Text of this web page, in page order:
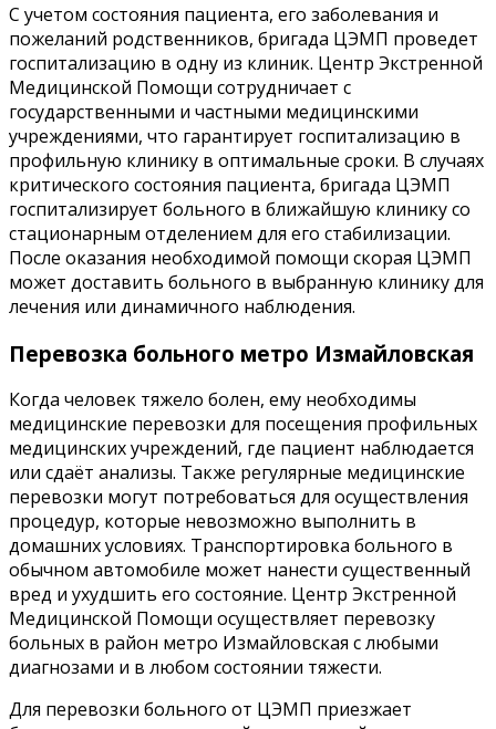
С учетом состояния пациента, его заболевания и
пожеланий родственников, бригада ЦЭМП проведет
госпитализацию в одну из клиник. Центр Экстренной
Медицинской Помощи сотрудничает с
государственными и частными медицинскими
учреждениями, что гарантирует госпитализацию в
профильную клинику в оптимальные сроки. В случаях
критического состояния пациента, бригада ЦЭМП
госпитализирует больного в ближайшую клинику со
стационарным отделением для его стабилизации.
После оказания необходимой помощи скорая ЦЭМП
может доставить больного в выбранную клинику для
лечения или динамичного наблюдения.
Перевозка больного метро Измайловская
Когда человек тяжело болен, ему необходимы
медицинские перевозки для посещения профильных
медицинских учреждений, где пациент наблюдается
или сдаёт анализы. Также регулярные медицинские
перевозки могут потребоваться для осуществления
процедур, которые невозможно выполнить в
домашних условиях. Транспортировка больного в
обычном автомобиле может нанести существенный
вред и ухудшить его состояние. Центр Экстренной
Медицинской Помощи осуществляет перевозку
больных в район метро Измайловская с любыми
диагнозами и в любом состоянии тяжести.
Для перевозки больного от ЦЭМП приезжает